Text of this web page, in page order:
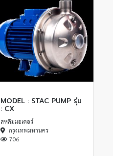
MODEL : STAC PUMP รุ่น
: CX
สหคิมมอเตอร์
กรุงเทพมหานคร
706